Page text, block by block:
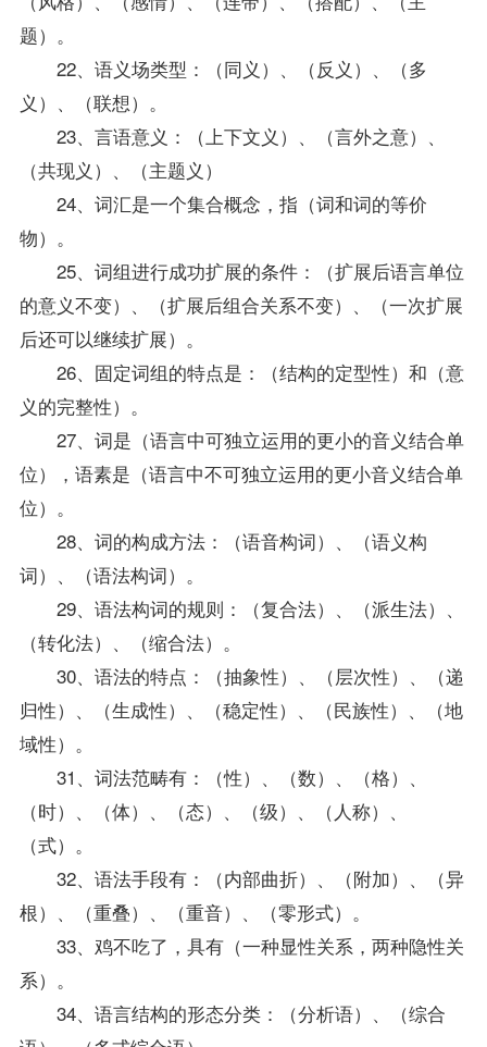
题）。
22、语义场类型：（同义）、（反义）、（多
义）、（联想）。
23、言语意义：（上下文义）、（言外之意）、
（共现义）、（主题义）
24、词汇是一个集合概念，指（词和词的等价
物）。
25、词组进行成功扩展的条件：（扩展后语言单位
的意义不变）、（扩展后组合关系不变）、（一次扩展
后还可以继续扩展）。
26、固定词组的特点是：（结构的定型性）和（意
义的完整性）。
27、词是（语言中可独立运用的更小的音义结合单
位），语素是（语言中不可独立运用的更小音义结合单
位）。
28、词的构成方法：（语音构词）、（语义构
词）、（语法构词）。
29、语法构词的规则：（复合法）、（派生法）、
（转化法）、（缩合法）。
30、语法的特点：（抽象性）、（层次性）、（递
归性）、（生成性）、（稳定性）、（民族性）、（地
域性）。
31、词法范畴有：（性）、（数）、（格）、
（时）、（体）、（态）、（级）、（人称）、
（式）。
32、语法手段有：（内部曲折）、（附加）、（异
根）、（重叠）、（重音）、（零形式）。
33、鸡不吃了，具有（一种显性关系，两种隐性关
系）。
34、语言结构的形态分类：（分析语）、（综合